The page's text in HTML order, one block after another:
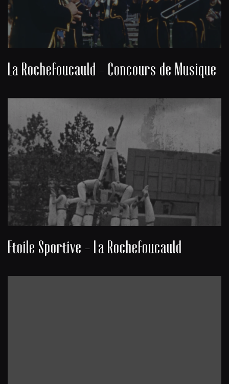
La Rochefoucauld - Concours de Musique
Etoile Sportive - La Rochefoucauld